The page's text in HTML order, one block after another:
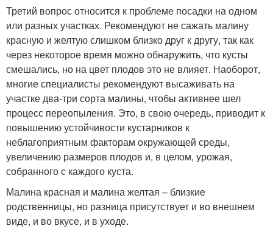
Третий вопрос относится к проблеме посадки на одном
или разных участках. Рекомендуют не сажать малину
красную и желтую слишком близко друг к другу, так как
через некоторое время можно обнаружить, что кусты
смешались, но на цвет плодов это не влияет. Наоборот,
многие специалисты рекомендуют высаживать на
участке два-три сорта малины, чтобы активнее шел
процесс переопыления. Это, в свою очередь, приводит к
повышению устойчивости кустарников к
неблагоприятным факторам окружающей среды,
увеличению размеров плодов и, в целом, урожая,
собранного с каждого куста.
Малина красная и малина желтая – близкие
родственницы, но разница присутствует и во внешнем
виде, и во вкусе, и в уходе.